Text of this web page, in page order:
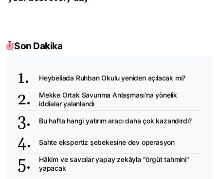
Son Dakika
Heybeliada Ruhban Okulu yeniden açılacak mı?
Mekke Ortak Savunma Anlaşması'na yönelik
iddialar yalanlandı
Bu hafta hangi yatırım aracı daha çok kazandırdı?
Sahte ekspertiz şebekesine dev operasyon
Hâkim ve savcılar yapay zekâyla "örgüt tahmini"
yapacak